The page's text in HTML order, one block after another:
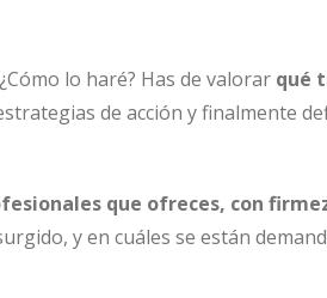
lo haré? Has de valorar qué
de acción y finalmente
que ofreces, con
y en cuáles se están